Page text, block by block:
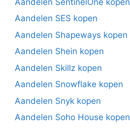
Aandelen SES kopen
Aandelen Shapeways kopen
Aandelen Shein kopen
Aandelen Skillz kopen
Aandelen Snowflake kopen
Aandelen Snyk kopen
Aandelen Soho House kopen